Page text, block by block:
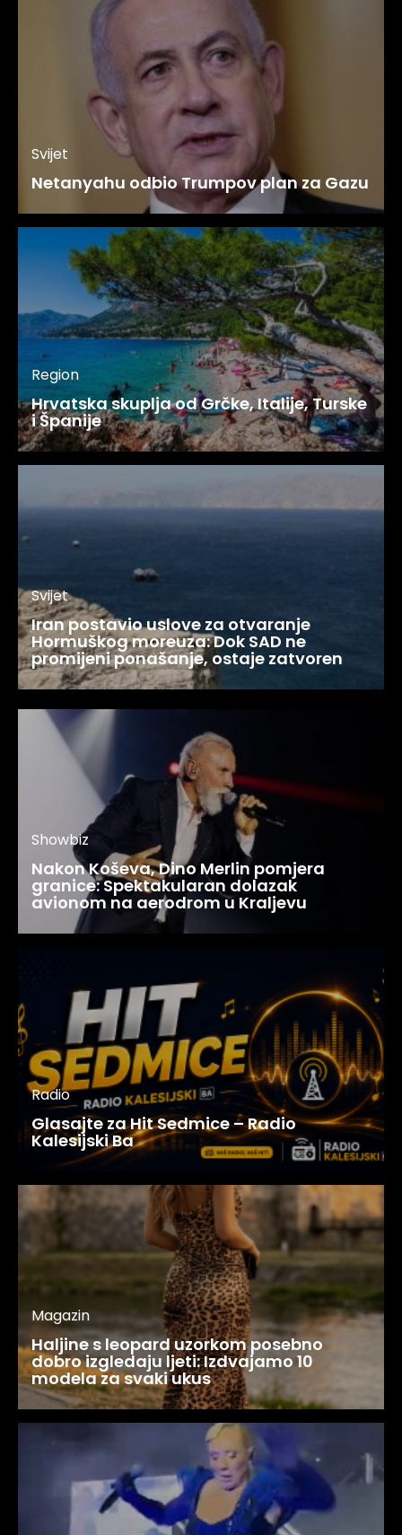
Svijet
Netanyahu odbio Trumpov plan za Gazu
Region
Hrvatska skuplja od Grčke, Italije, Turske
i Španije
Svijet
Iran postavio uslove za otvaranje
Hormuškog moreuza: Dok SAD ne
promijeni ponašanje, ostaje zatvoren
Showbiz
Nakon Koševa, Dino Merlin pomjera
granice: Spektakularan dolazak
avionom na aerodrom u Kraljevu
Radio
Glasajte za Hit Sedmice – Radio
Kalesijski Ba
Magazin
Haljine s leopard uzorkom posebno
dobro izgledaju ljeti: Izdvajamo 10
modela za svaki ukus